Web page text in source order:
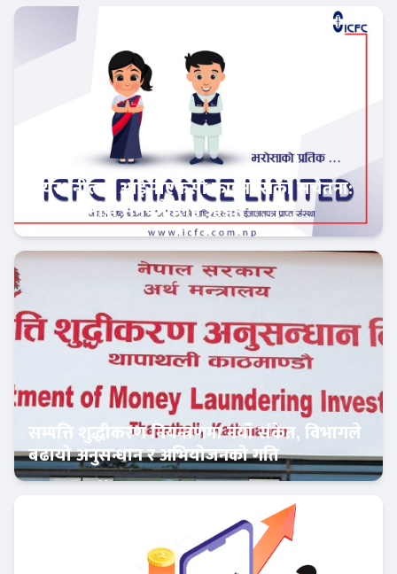
फिन–टेक
सेयरधनीलाई आईसीएफसी फाइनान्सको सचेतना:
बाँकी लाभांश समयमै लिन आग्रह
सम्पत्ति शुद्धीकरण नियन्त्रणमा नयाँ संकेत, विभागले
बढायो अनुसन्धान र अभियोजनको गति